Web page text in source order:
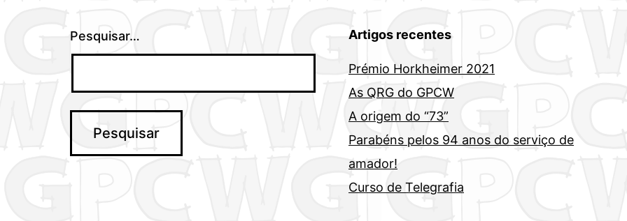
Pesquisar… Artigos recentes
Prémio Horkheimer 2021
As QRG do GPCW
A origem do “73”
Parabéns pelos 94 anos do serviço de
amador!
Curso de Telegrafia